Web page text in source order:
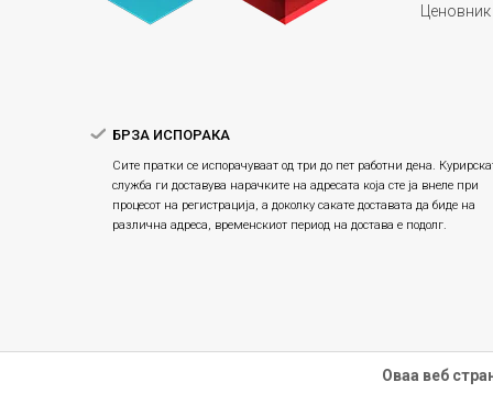
Ценовник
БРЗА ИСПОРАКА
Сите пратки се испорачуваат од три до пет работни дена.
служба ги доставува нарачките на адресата која сте ја внеле при
процесот на регистрација, а доколку сакате доставата да биде на
различна адреса, временскиот период на достава е подолг.
Оваа веб